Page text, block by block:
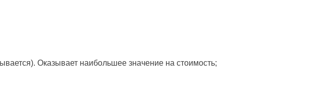
Оказывает наибольшее значение на стоимость;